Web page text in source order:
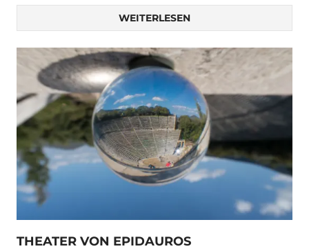
WEITERLESEN
THEATER VON EPIDAUROS